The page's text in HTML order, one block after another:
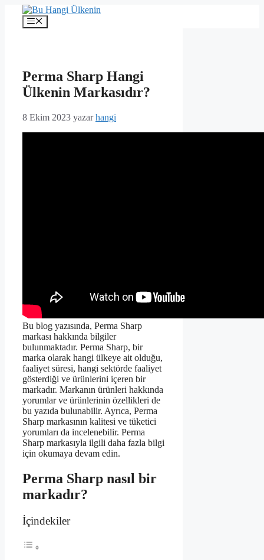
İçeriğe
Menü
Perma Sharp Hangi
Ülkenin Markasıdır?
8 Ekim 2023 yazarhangi
Bu blog yazısında, Perma Sharp
markası hakkında bilgiler
bulunmaktadır. Perma Sharp, bir
marka olarak hangi ülkeye ait olduğu,
faaliyet süresi, hangi sektörde faaliyet
gösterdiği ve ürünlerini içeren bir
markadır. Markanın ürünleri hakkında
yorumlar ve ürünlerinin özellikleri de
bu yazıda bulunabilir. Ayrıca, Perma
Sharp markasının kalitesi ve tüketici
yorumları da incelenebilir. Perma
Sharp markasıyla ilgili daha fazla bilgi
için okumaya devam edin.
Perma Sharp nasıl bir
markadır?
İçindekiler